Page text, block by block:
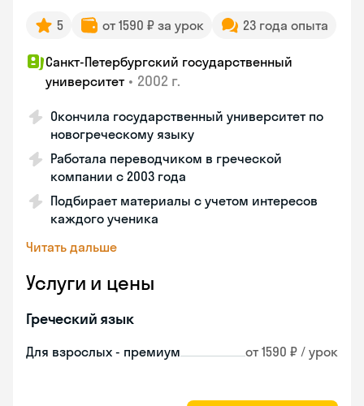
5 от 1590 ₽ за урок 23 года опыта
Санкт-Петербургский государственный
университет • 2002 г.
Окончила государственный университет по
новогреческому языку
Работала переводчиком в греческой
компании с 2003 года
Подбирает материалы с учетом интересов
каждого ученика
Читать дальше
Услуги и цены
Греческий язык
Для взрослых - премиум от 1590 ₽ / урок